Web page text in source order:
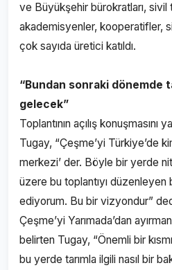
ve Büyükşehir bürokratları, sivil
akademisyenler, kooperatifler,
çok sayıda üretici katıldı.
“Bundan sonraki dönemde
gelecek”
Toplantının açılış konuşmasını
Tugay, “Çeşme’yi Türkiye’de
merkezi’ der. Böyle bir yerde
üzere bu toplantıyı düzenleyen
ediyorum. Bu bir vizyondur”
Çeşme’yi Yarımada’dan
belirten Tugay, “Önemli bir
bu yerde tarımla ilgili nasıl bir